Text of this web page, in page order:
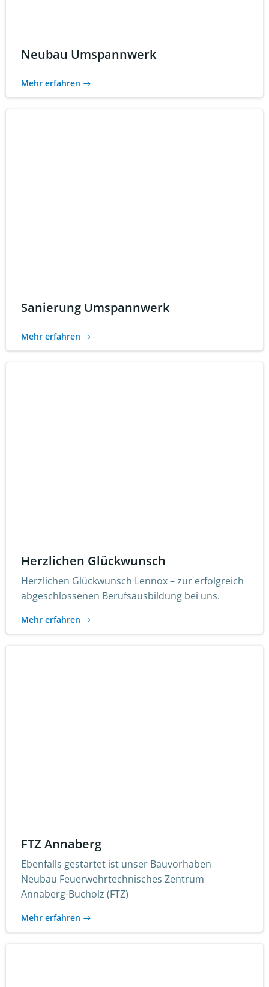
Neubau Umspannwerk
Mehr erfahren
Sanierung Umspannwerk
Mehr erfahren
Herzlichen Glückwunsch
Herzlichen Glückwunsch Lennox – zur erfolgreich
abgeschlossenen Berufsausbildung bei uns.
Mehr erfahren
FTZ Annaberg
Ebenfalls gestartet ist unser Bauvorhaben
Neubau Feuerwehrtechnisches Zentrum
Annaberg-Bucholz (FTZ)
Mehr erfahren